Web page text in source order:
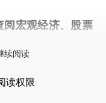
阅宏观经济、股票
续阅读
读权限